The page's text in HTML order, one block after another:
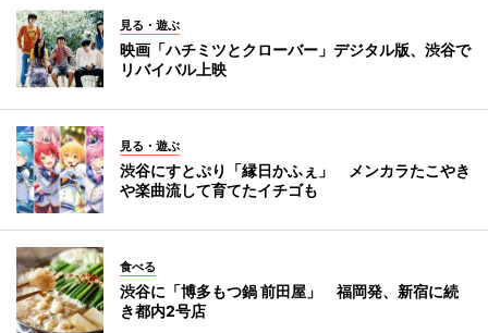
見る・遊ぶ
映画「ハチミツとクローバー」デジタル版、渋谷で
リバイバル上映
見る・遊ぶ
渋谷にすとぷり「縁日かふぇ」 メンカラたこやき
や楽曲流して育てたイチゴも
食べる
渋谷に「博多もつ鍋 前田屋」 福岡発、新宿に続
き都内2号店